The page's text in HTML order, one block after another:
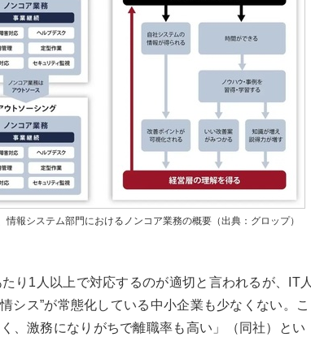
報システム部門におけるノンコア業務の概要（出典：グロップ）
り1人以上で対応するのが適切と言われるが、IT人
シス”が常態化している中小企業も少なくない。こ
、激務になりがちで離職率も高い」（同社）とい